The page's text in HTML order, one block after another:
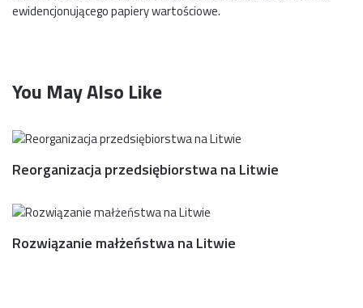
ewidencjonującego papiery wartościowe.
You May Also Like
Reorganizacja przedsiębiorstwa na Litwie
Rozwiązanie małżeństwa na Litwie